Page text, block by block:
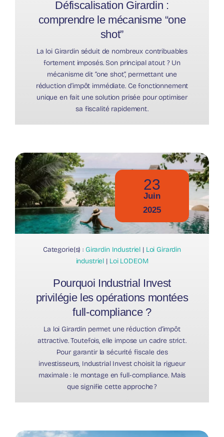
Défiscalisation Girardin :
comprendre le mécanisme “one
shot”
La loi Girardin séduit de nombreux contribuables
fortement imposés. Son principal atout ? Un
mécanisme dit “one shot”, permettant une
réduction d’impôt immédiate. Ce fonctionnement
unique en fait une solution prisée pour optimiser
sa fiscalité rapidement.
23
Juin
2025
Categorie(s) : Girardin Industriel | Loi Girardin
industriel | Loi LODEOM
Pourquoi Industrial Invest
privilégie les opérations montées
full-compliance ?
La loi Girardin permet une réduction d’impôt
attractive. Toutefois, elle impose un cadre strict.
Pour garantir la sécurité fiscale des
investisseurs, Industrial Invest choisit la rigueur
maximale : le montage en full-compliance. Mais
que signifie cette approche ?